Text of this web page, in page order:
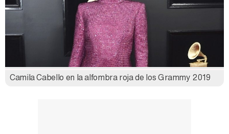
Camila Cabello en la alfombra roja de los Grammy 2019